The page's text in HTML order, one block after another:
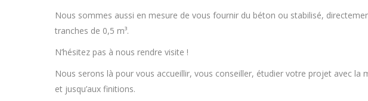
Nous sommes aussi en mesure de vous fournir du béton ou stabilisé,
tranches de 0,5 m³.
N’hésitez pas à nous rendre visite !
Nous serons là pour vous accueillir, vous conseiller, étudier votre projet avec
et jusqu’aux finitions.